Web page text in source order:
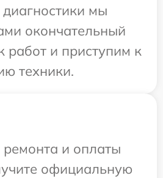
мы
окончательный
работ и приступим к
техники.
и оплаты
официальную